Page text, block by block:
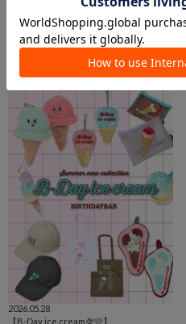
【人と被らない】香水
SAKI
BIRTHDAY BAR
2026.05.28
【B-Day ice cream🍨🩷】